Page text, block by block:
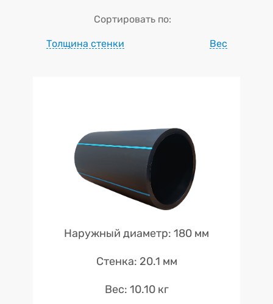
Сортировать по:
Толщина стенки Вес
Наружный диаметр: 180 мм
Стенка: 20.1 мм
Вес: 10.10 кг